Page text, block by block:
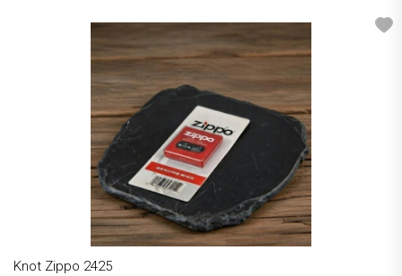
Knot Zippo 2425